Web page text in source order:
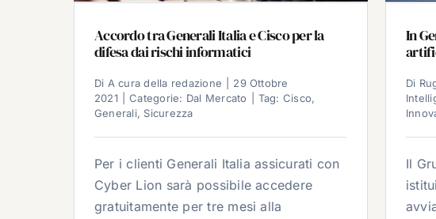
Accordo tra Generali Italia e Cisco per la
difesa dai rischi informatici
Di A cura della redazione
29 Ottobre
2021
Categorie: Dal Mercato Tag: Cisco,
Generali, Sicurezza
Per i clienti Generali Italia assicurati con
Cyber Lion sarà possibile accedere
gratuitamente per tre mesi alla
In
Di
Il